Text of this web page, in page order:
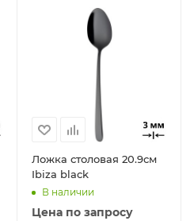
Ложка столовая 20.9см
Ibiza black
В наличии
Цена по запросу